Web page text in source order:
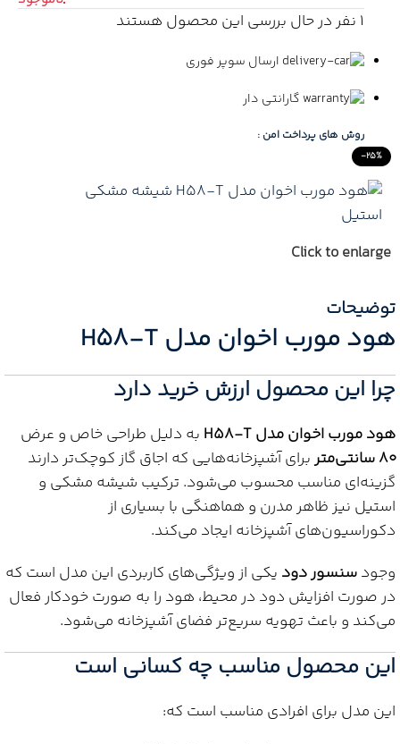
-25%
Click to enlarge
1 نفر در حال بررسی این محصول هستند
ارسال سوپر فوری
گارانتی دار
روش های پرداخت امن :
توضیحات
هود مورب اخوان مدل H58-T
چرا این محصول ارزش خرید دارد
هود مورب اخوان مدل H58-T
به دلیل طراحی خاص و عرض
۸۰ سانتی‌متر
برای آشپزخانه‌هایی که اجاق گاز کوچک‌تر دارند
گزینه‌ای مناسب محسوب می‌شود. ترکیب شیشه مشکی و
استیل نیز ظاهر مدرن و هماهنگی با بسیاری از
دکوراسیون‌های آشپزخانه ایجاد می‌کند.
وجودسنسور دود یکی از ویژگی‌های کاربردی این مدل است که
در صورت افزایش دود در محیط، هود را به صورت خودکار فعال
می‌کند و باعث تهویه سریع‌تر فضای آشپزخانه می‌شود.
این محصول مناسب چه کسانی است
این مدل برای افرادی مناسب است که: